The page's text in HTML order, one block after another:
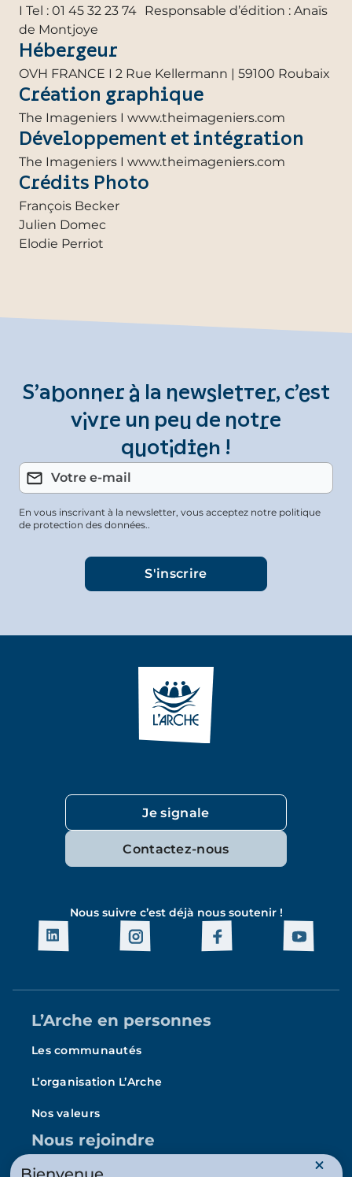
I Tel : 01 45 32 23 74 Responsable d’édition : Anaïs
de Montjoye
Hébergeur
OVH FRANCE I 2 Rue Kellermann | 59100 Roubaix
Création graphique
The Imageniers I www.theimageniers.com
Développement et intégration
The Imageniers I www.theimageniers.com
Crédits Photo
François Becker
Julien Domec
Elodie Perriot
S’abonner à la newsletter, c’est
vivre un peu de notre
quotidien !
En vous inscrivant à la newsletter, vous acceptez notre politique
de protection des données..
Je signale
Contactez-nous
Nous suivre c’est déjà nous soutenir !
L’Arche en personnes
Les communautés
L’organisation L’Arche
Nos valeurs
Nous rejoindre
Emploi